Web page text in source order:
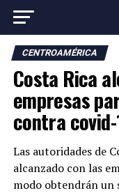
CENTROAMÉRICA
Costa Rica
empresas
contra
Las autoridades de
alcanzado con las
modo obtendrán un